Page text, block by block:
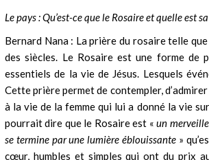
Le pays : Qu’est-ce que le Rosaire et quelle est
Bernard Nana : La prière du rosaire telle
des siècles. Le Rosaire est une forme de
essentiels de la vie de Jésus. Lesquels
Cette prière permet de contempler,
à la vie de la femme qui lui a donné la vie
pourrait dire que le Rosaire est «un
se termine par une lumière éblouissante »
cœur, humbles et simples qui ont du prix